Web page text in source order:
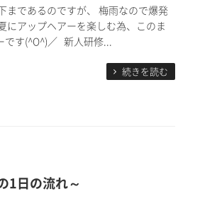
まであるのですが、 梅雨なので爆発
にアップヘアーを楽しむ為、このま
です(^O^)／ 新人研修...
続きを読む
1日の流れ～